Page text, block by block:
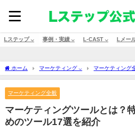
Lステップ ⌵ 事例・実績 ⌵ L-CAST ⌵ Lメー
ホーム マーケティング ⌵ マーケティング
は？特徴や種類、おすすめのツール17選を紹介
マーケティング全般
マーケティングツールとは？
めのツール17選を紹介